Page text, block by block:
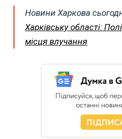
Новини Харкова
Харківську області:
місця влучання